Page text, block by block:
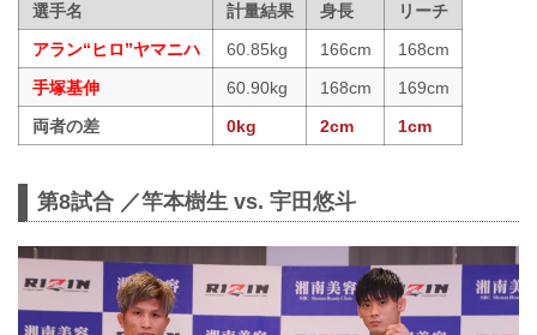
選手名 計量結果 身長
リーチ
アラン“ヒロ”ヤマニハ
60.85kg 166cm
168cm
手塚基伸
60.90kg 168cm
169cm
両者の差
0kg 2cm 1cm
第8試合 ／竿本樹生 vs. 宇田悠斗